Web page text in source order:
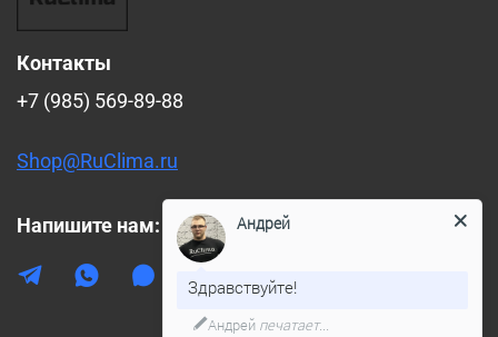
Контакты
+7 (985) 569-89-88
Shop@RuClima.ru
Напишите нам: Андрей
Здравствуйте!
Андрей печатает...